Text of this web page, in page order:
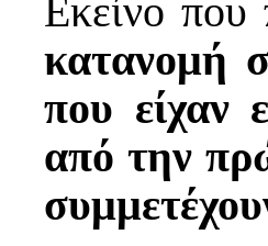
Εκείνο που
κατανομή
που είχαν
από την